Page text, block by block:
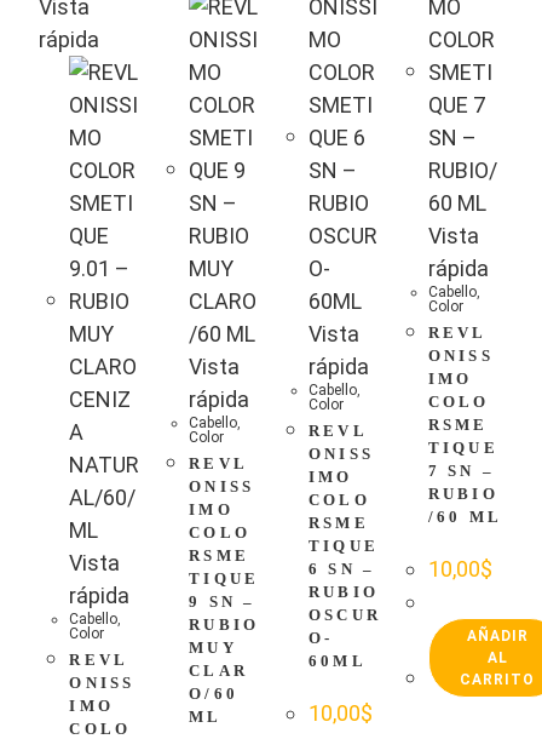
Vista
rápida
Vista
rápida
Cabello
Color
REVL
ONISS
IMO
COLO
Vista
rápida
Cabello
Color
REVL
ONISS
IMO
COLO
RSME
TIQUE
9 SN –
RUBIO
MUY
CLAR
O/60
ML
Vista
rápida
Cabello
Color
REVL
ONISS
IMO
COLO
RSME
TIQUE
6 SN –
RUBIO
OSCUR
O-
60ML
10,00$
Vista
rápida
Cabello
Color
REVL
ONISS
IMO
COLO
RSME
TIQUE
7 SN –
RUBIO
/60 ML
10,00$
AÑADIR
AL
CARRITO